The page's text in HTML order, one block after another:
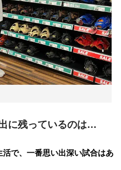
に残っているのは…
で、一番思い出深い試合はあ